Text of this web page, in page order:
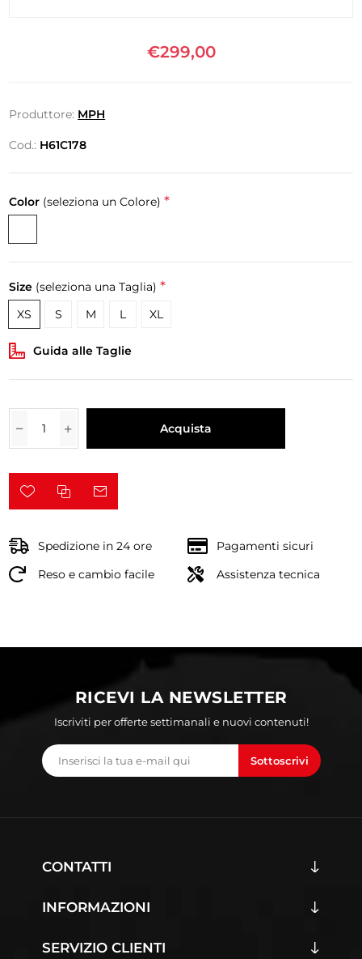
€299,00
Produttore: MPH
Cod.: H61C178
Color (seleziona un Colore) *
Size (seleziona una Taglia) *
XS S M L XL
Guida alle Taglie
Acquista
Spedizione in 24 ore
Pagamenti sicuri
Reso e cambio facile
Assistenza tecnica
RICEVI LA NEWSLETTER
Iscriviti per offerte settimanali e nuovi contenuti!
Sottoscrivi
CONTATTI
INFORMAZIONI
SERVIZIO CLIENTI